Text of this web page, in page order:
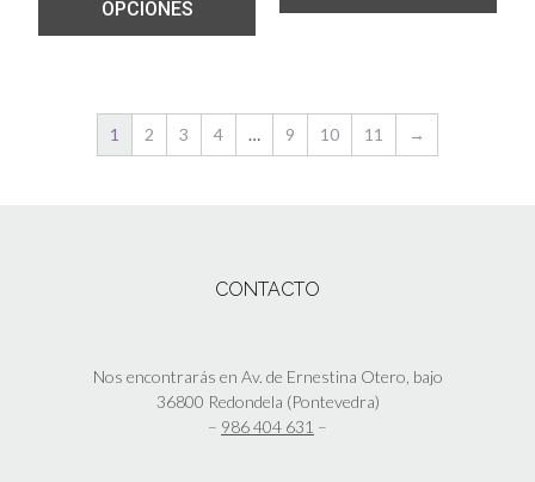
OPCIONES
1 2 3 4 … 9 10 11 →
CONTACTO
Nos encontrarás en Av. de Ernestina Otero, bajo
36800 Redondela (Pontevedra)
– 986 404 631 –